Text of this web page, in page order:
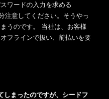
ワードの入力を求める
注意してください。そうやっ
うのです。 当社は、お客様
フラインで扱い、前払いを要
しまったのですが、シードフ